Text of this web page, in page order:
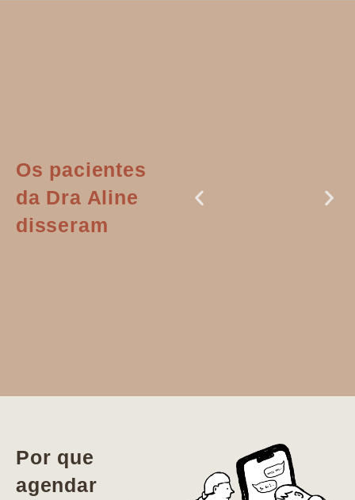
Os pacientes
da Dra Aline
disseram
vida. Ela me
encontrou num
estado misto de
Por que
agendar